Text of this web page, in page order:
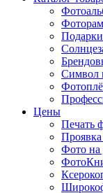
Символ
Цены
Печать
Фото на